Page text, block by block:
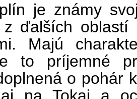
je známy
ďalších oblastí
Majú
to príjemné
o pohár